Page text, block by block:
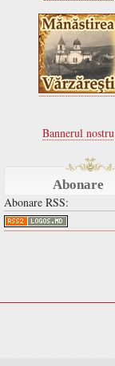
Bannerul nostru
Abonare
Abonare RSS: